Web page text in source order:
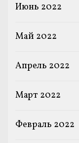
Июнь 2022
Май 2022
Апрель 2022
Март 2022
Февраль 2022